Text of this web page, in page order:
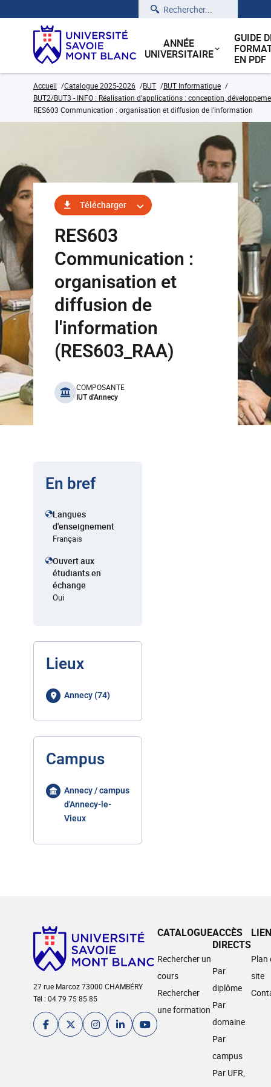
Rechercher
ANNÉE
UNIVERSITAIRE
GUIDE
EN PDF
Accueil Catalogue 2025-2026 BUT
BUT Informatique
BUT2/BUT3 - INFO : Réalisation d'applications : conception,
RES603 Communication : organisation et diffusion de l'information
Télécharger
RES603
Communication :
organisation et
diffusion de
l'information
(RES603_RAA)
benefits
COMPOSANTE
IUT d'Annecy
En bref
Langues
d'enseignement
Français
Ouvert aux
étudiants en
échange
Oui
Lieux
Annecy (74)
Campus
Annecy / campus
d'Annecy-le-
Vieux
27 rue Marcoz 73000 CHAMBÉRY
Tél : 04 79 75 85 85
CATALOGUE
Rechercher un
cours
Rechercher
une formation
ACCÈS
DIRECTS
Par
diplôme
Par
domaine
Par
campus
Par UFR,
Plan
site